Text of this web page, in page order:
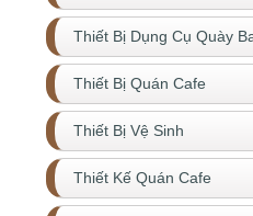
Thiết Bị Dụng Cụ Quày
Thiết Bị Quán Cafe
Thiết Bị Vệ Sinh
Thiết Kế Quán Cafe